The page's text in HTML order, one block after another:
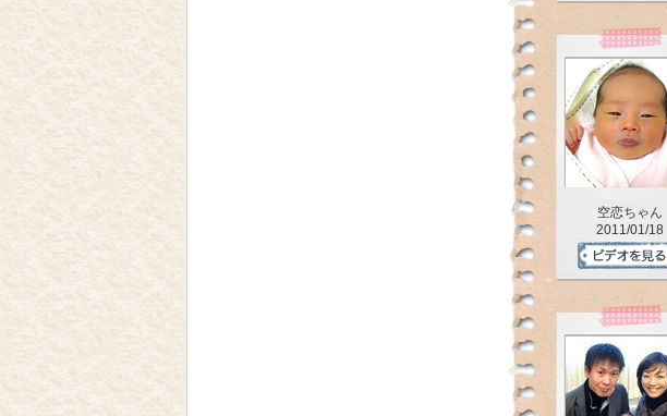
空恋ちゃん
2011/01/18